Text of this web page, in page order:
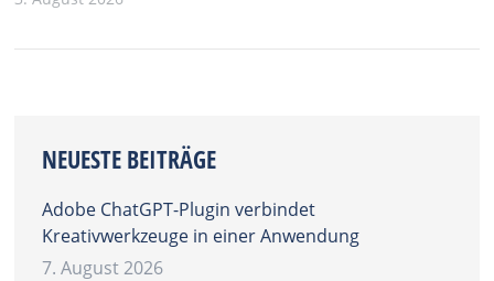
NEUESTE BEITRÄGE
Adobe ChatGPT-Plugin verbindet
Kreativwerkzeuge in einer Anwendung
7. August 2026